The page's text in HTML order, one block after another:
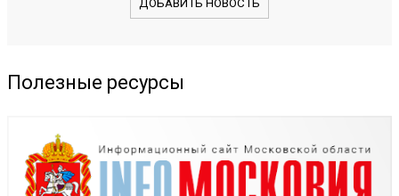
ДОБАВИТЬ НОВОСТЬ
Полезные ресурсы